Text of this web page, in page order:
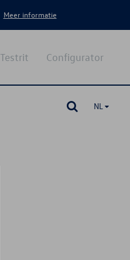
Meer informatie
Configurator
Testrit
NL